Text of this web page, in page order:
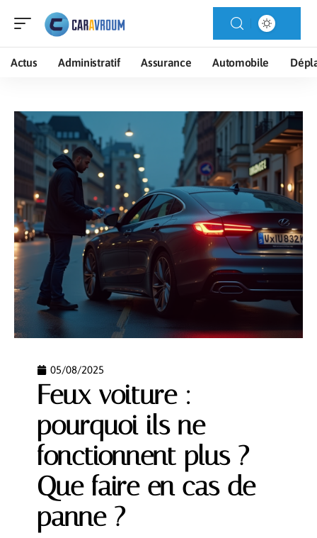
Actus Administratif Assurance Automobile
05/08/2025
Feux voiture :
pourquoi ils ne
fonctionnent plus ?
Que faire en cas de
panne ?